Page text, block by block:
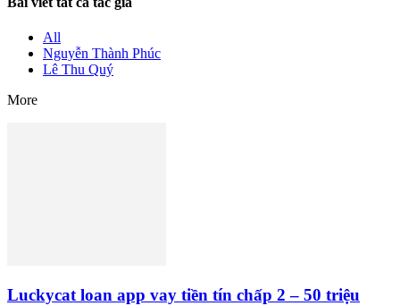
All
Nguyễn Thành Phúc
Lê Thu Quý
More
Luckycat loan app vay tiền tín chấp 2 – 50 triệu